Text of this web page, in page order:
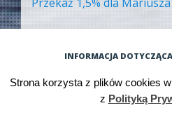
INFORMACJA
Strona korzysta z plików cookies
z Polityką